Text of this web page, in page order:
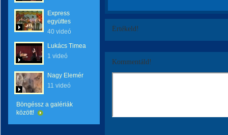
Express
együttes
40 videó
Lukács Timea
1 videó
Nagy Elemér
11 videó
Böngéssz a galériák
között!
Értékeld!
Kommentáld!